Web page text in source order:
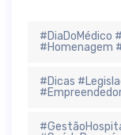
#DiaDoMédico
#Homenagem
#Dicas